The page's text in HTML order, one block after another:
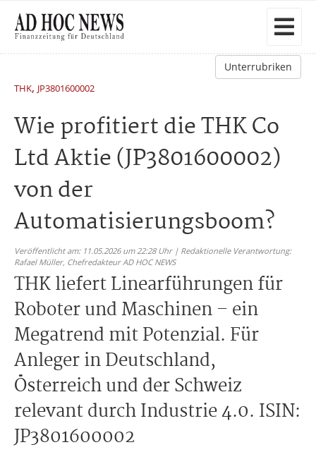
Unterrubriken
THK, JP3801600002
Wie profitiert die THK Co
Ltd Aktie (JP3801600002)
von der
Automatisierungsboom?
Veröffentlicht am: 11.05.2026 um 22:28 Uhr | Redaktionelle Verantwortung:
Rafael Müller, Chefredakteur AD HOC NEWS
THK liefert Linearführungen für
Roboter und Maschinen – ein
Megatrend mit Potenzial. Für
Anleger in Deutschland,
Österreich und der Schweiz
relevant durch Industrie 4.0. ISIN:
JP3801600002